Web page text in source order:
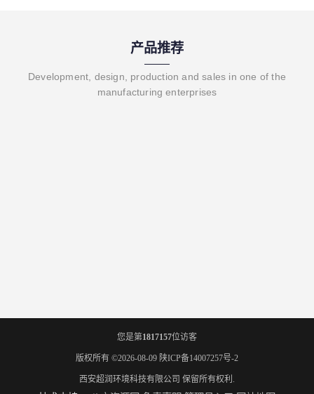
产品推荐
Development, design, production and sales in one of the
manufacturing enterprises
您是第1817157位访客
版权所有 ©2026-08-09 陕ICP备14007257号-2
西安超润环境科技有限公司 保留所有权利.